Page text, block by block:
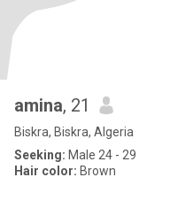
amina, 21
Biskra, Biskra, Algeria
Seeking: Male 24 - 29
Hair color: Brown